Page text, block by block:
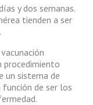
y dos semanas.
tienden a ser
procedimiento
un sistema de
de ser los